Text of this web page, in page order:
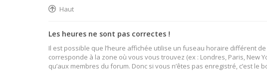
Haut
Les heures ne sont pas correctes !
Il est possible que l’heure affichée utilise un fuseau horaire différent
corresponde à la zone où vous vous trouvez (ex : Londres, Paris, New
qu’aux membres du forum. Donc si vous n’êtes pas enregistré, c’est le